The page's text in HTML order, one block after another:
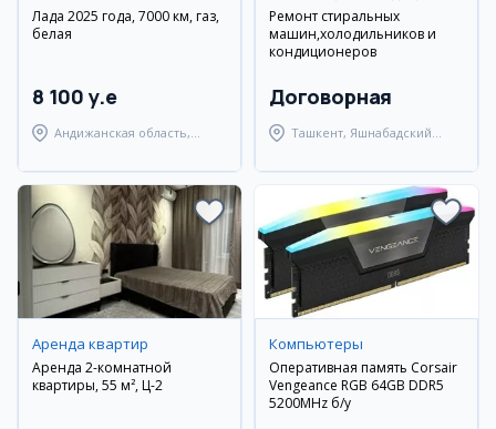
Лада 2025 года, 7000 км, газ,
белая
8 100 y.e
Андижанская область,
Ремонт стиральных
машин,холодильников и
кондиционеров
Договорная
Ташкент, Яшнабадский
Аренда квартир
Аренда 2-комнатной
квартиры, 55 м², Ц-2
Компьютеры
Оперативная память Corsair
Vengeance RGB 64GB DDR5
5200MHz б/у